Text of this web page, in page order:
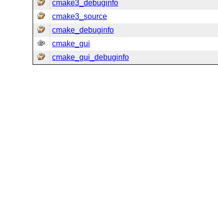
cmake3_debuginfo
cmake3_source
cmake_debuginfo
cmake_gui
cmake_gui_debuginfo